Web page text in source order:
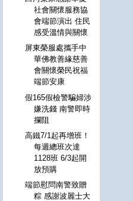
社會關懷服務協
會端節演出 住民
感受溫情與關懷
屏東榮服處攜手中
華佛教善緣慈善
會關懷榮民祝福
端節安康
假165假檢警騙婦涉
嫌洗錢 南警即時
攔阻
高鐵7/1起再增班！
每週總班次達
1128班 6/3起開
放預購
端節慰問南警致贈
粽 感謝波麗士大